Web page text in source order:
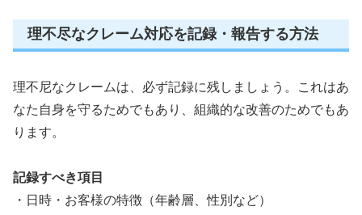
理不尽なクレーム対応を記録・報告する方法
理不尼なクレームは、必ず記録に残しましょう。これはあ
なた自身を守るためでもあり、組織的な改善のためでもあ
ります。
記録すべき項目
・日時・お客様の特徴（年齢層、性別など）